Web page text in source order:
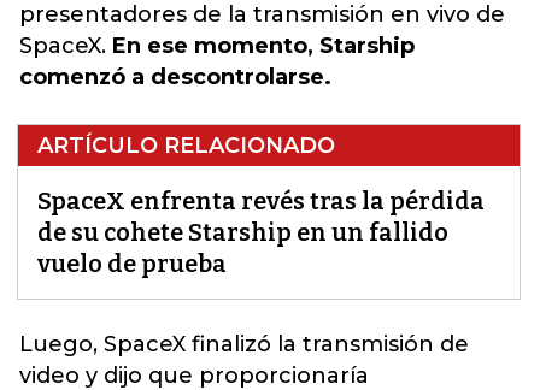
presentadores de la transmisión en vivo de
SpaceX. En ese momento, Starship
comenzó a descontrolarse.
ARTÍCULO RELACIONADO
SpaceX enfrenta revés tras la pérdida
de su cohete Starship en un fallido
vuelo de prueba
Luego, SpaceX finalizó la transmisión de
video y dijo que proporcionaría